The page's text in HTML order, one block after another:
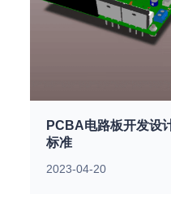
PCBA电路板开发设
标准
2023-04-20